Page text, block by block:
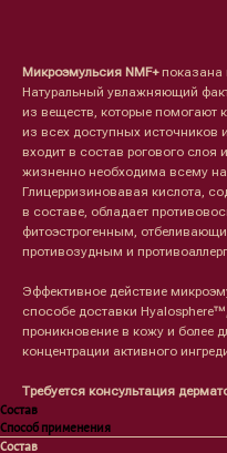
Микроэмульсия NMF+показана
Натуральный увлажняющий
из веществ, которые помогают
из всех доступных источников
входит в состав рогового слоя
жизненно необходима всему
Глицерризиновавая кислота,
в составе, обладает
фитоэстрогенным,
противозудным и
Эффективное действие
способе доставки
проникновение в кожу и более
концентрации активного
Требуется консультация
Состав
Способ применения
Состав
Тело
Лицо
Проблемы
Увлажнение/питание
Сыворотки/ эссенции
Ретинол
Защита от солнца